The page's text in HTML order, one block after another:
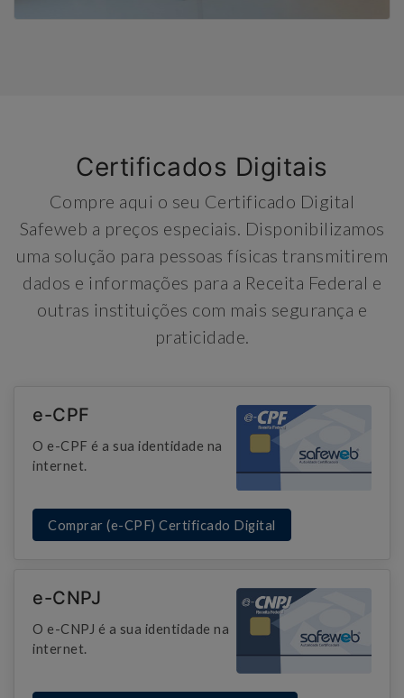
Certificados Digitais
Compre aqui o seu Certificado Digital
Safeweb a preços especiais. Disponibilizamos
uma solução para pessoas físicas transmitirem
dados e informações para a Receita Federal e
outras instituições com mais segurança e
praticidade.
e-CPF
O e-CPF é a sua identidade na
internet.
Comprar (e-CPF) Certificado Digital
e-CNPJ
O e-CNPJ é a sua identidade na
internet.